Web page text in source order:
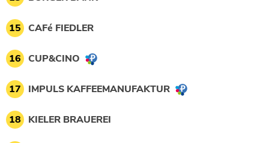
15 CAFé FIEDLER
16 CUP&CINO
17 IMPULS KAFFEEMANUFAKTUR
18 KIELER BRAUEREI